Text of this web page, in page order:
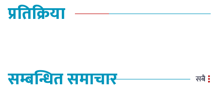
प्रतिक्रिया
सम्बन्धित समाचार सबै